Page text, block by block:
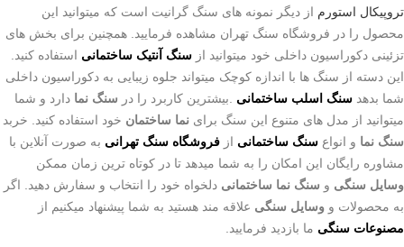
تروپیکال استورم از دیگر نمونه های سنگ گرانیت است که میتوانید این
محصول را در فروشگاه سنگ تهران مشاهده فرمایید. همچنین برای بخش های
تزئینی دکوراسیون داخلی خود میتوانید از سنگ آنتیک ساختمانی استفاده کنید.
این دسته از سنگ ها با اندازه کوچک میتواند جلوه زیبایی به دکوراسیون داخلی
شما بدهد سنگ اسلب ساختمانی بیشترین کاربرد را در سنگ نما دارد و شما
میتوانید از مدل های متنوع این سنگ برای نما ساختمان خود استفاده کنید. خربد
سنگ نما و انواع سنگ ساختمانی از فروشگاه سنگ تهرانی به صورت آنلاین با
مشاوره رایگان این امکان را به شما میدهد تا در کوتاه ترین زمان ممکن
وسایل سنگی و سنگ نما ساختمانی دلخواه خود را انتخاب و سفارش دهید. اگر
به محصولات و وسایل سنگی علاقه مند هستید به شما پیشنهاد میکنیم از
مصنوعات سنگی ما بازدید فرمایید